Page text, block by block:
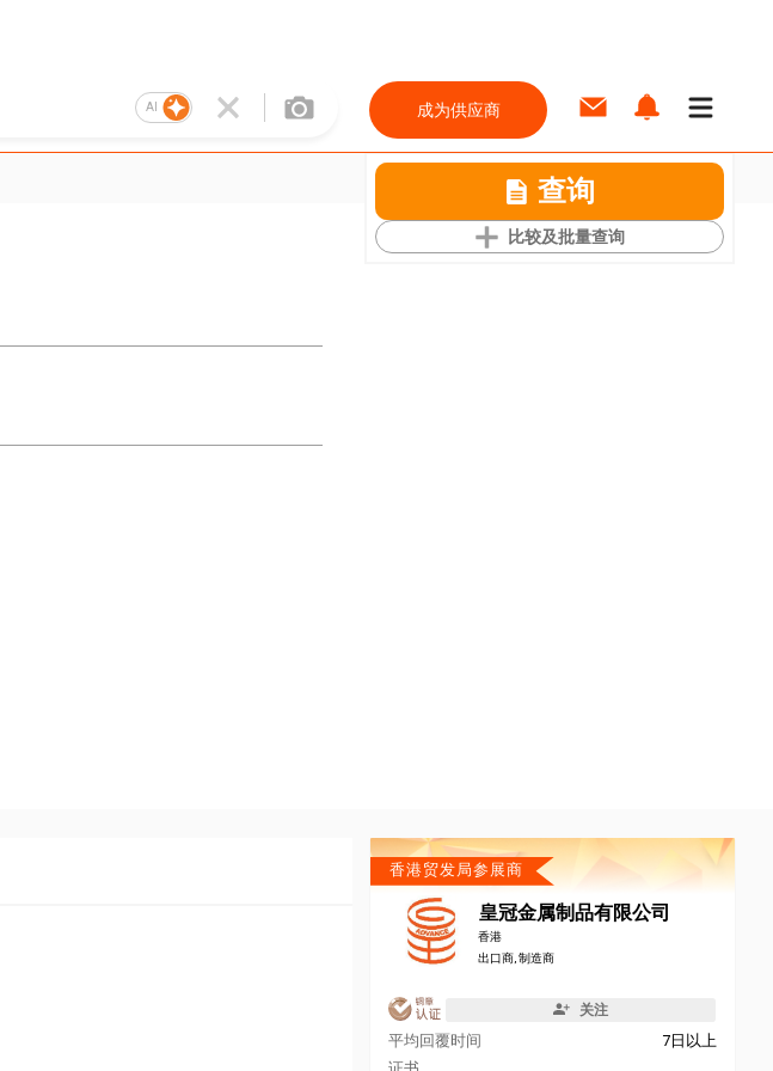
AI 成为供应商
查询
比较及批量查询
香港贸发局参展商
皇冠金属制品有限公司
香港
出口商, 制造商
关注
平均回覆时间
7日以上